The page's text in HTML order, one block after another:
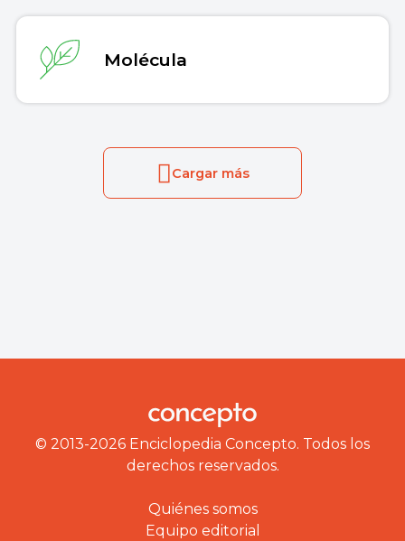
Molécula
Cargar más
© 2013-2026 Enciclopedia Concepto. Todos los
derechos reservados.
Quiénes somos
Equipo editorial